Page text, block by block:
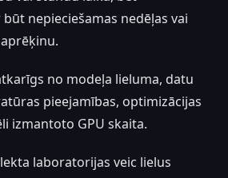
nepieciešamas nedēļas vai
no modeļa lieluma, datu
pieejamības, optimizācijas
izmantoto GPU skaita.
laboratorijas veic lielus